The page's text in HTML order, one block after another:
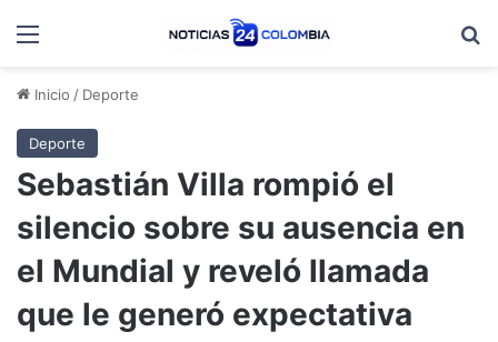
Menú
Inicio / Deporte
Deporte
Sebastián Villa rompió el
silencio sobre su ausencia en
el Mundial y reveló llamada
que le generó expectativa